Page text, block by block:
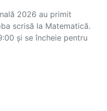
2026 au primit
scrisă la Matematică.
și se încheie pentru